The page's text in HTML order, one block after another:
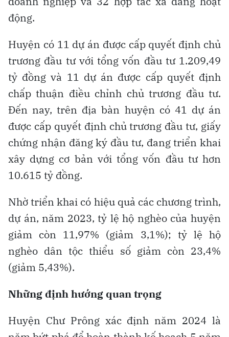
động.
Huyện có 11 dự án được cấp quyết định chủ
trương đầu tư với tổng vốn đầu tư 1.209,49
tỷ đồng và 11 dự án được cấp quyết định
chấp thuận điều chỉnh chủ trương đầu tư.
Đến nay, trên địa bàn huyện có 41 dự án
được cấp quyết định chủ trương đầu tư, giấy
chứng nhận đăng ký đầu tư, đang triển khai
xây dựng cơ bản với tổng vốn đầu tư hơn
10.615 tỷ đồng.
Nhờ triển khai có hiệu quả các chương trình,
dự án, năm 2023, tỷ lệ hộ nghèo của huyện
giảm còn 11,97% (giảm 3,1%); tỷ lệ hộ
nghèo dân tộc thiểu số giảm còn 23,4%
(giảm 5,43%).
Những định hướng quan trọng
Huyện Chư Prông xác định năm 2024 là